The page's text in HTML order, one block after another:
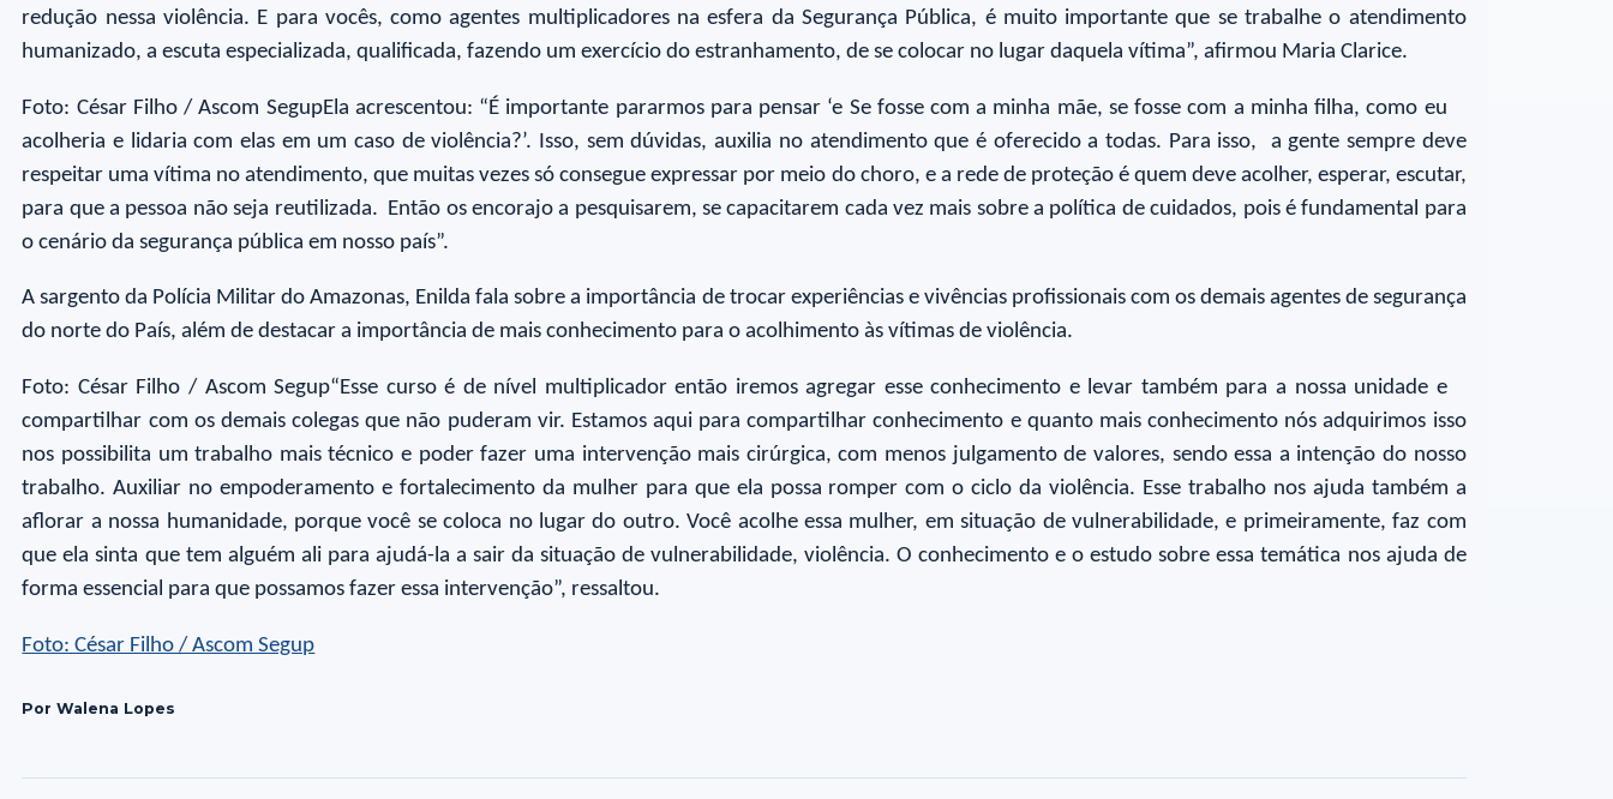
redução nessa violência. E para vocês, como agentes multiplicadores na esfera da Segurança Pública, é muito importante que se trabalhe o atendimento
humanizado, a escuta especializada, qualificada, fazendo um exercício do estranhamento, de se colocar no lugar daquela vítima”, afirmou Maria Clarice.
Foto: César Filho / Ascom SegupEla acrescentou: “É importante pararmos para pensar ‘e Se fosse com a minha mãe, se fosse com a minha filha, como eu
acolheria e lidaria com elas em um caso de violência?’. Isso, sem dúvidas, auxilia no atendimento que é oferecido a todas. Para isso, a gente sempre deve
respeitar uma vítima no atendimento, que muitas vezes só consegue expressar por meio do choro, e a rede de proteção é quem deve acolher, esperar, escutar,
para que a pessoa não seja reutilizada. Então os encorajo a pesquisarem, se capacitarem cada vez mais sobre a política de cuidados, pois é fundamental para
o cenário da segurança pública em nosso país”.
A sargento da Polícia Militar do Amazonas, Enilda fala sobre a importância de trocar experiências e vivências profissionais com os demais agentes de segurança
do norte do País, além de destacar a importância de mais conhecimento para o acolhimento às vítimas de violência.
Foto: César Filho / Ascom Segup“Esse curso é de nível multiplicador então iremos agregar esse conhecimento e levar também para a nossa unidade e
compartilhar com os demais colegas que não puderam vir. Estamos aqui para compartilhar conhecimento e quanto mais conhecimento nós adquirimos isso
nos possibilita um trabalho mais técnico e poder fazer uma intervenção mais cirúrgica, com menos julgamento de valores, sendo essa a intenção do nosso
trabalho. Auxiliar no empoderamento e fortalecimento da mulher para que ela possa romper com o ciclo da violência. Esse trabalho nos ajuda também a
aflorar a nossa humanidade, porque você se coloca no lugar do outro. Você acolhe essa mulher, em situação de vulnerabilidade, e primeiramente, faz com
que ela sinta que tem alguém ali para ajudá-la a sair da situação de vulnerabilidade, violência. O conhecimento e o estudo sobre essa temática nos ajuda de
forma essencial para que possamos fazer essa intervenção”, ressaltou.
Foto: César Filho / Ascom Segup
Por Walena Lopes